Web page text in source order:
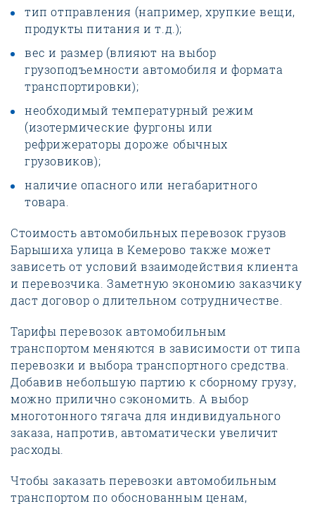
тип отправления (например, хрупкие вещи,
продукты питания и т.д.);
вес и размер (влияют на выбор
грузоподъемности автомобиля и формата
транспортировки);
необходимый температурный режим
(изотермические фургоны или
рефрижераторы дороже обычных
грузовиков);
наличие опасного или негабаритного
товара.
Стоимость автомобильных перевозок грузов
Барышиха улица в Кемерово также может
зависеть от условий взаимодействия клиента
и перевозчика. Заметную экономию заказчику
даст договор о длительном сотрудничестве.
Тарифы перевозок автомобильным
транспортом меняются в зависимости от типа
перевозки и выбора транспортного средства.
Добавив небольшую партию к сборному грузу,
можно прилично сэкономить. А выбор
многотонного тягача для индивидуального
заказа, напротив, автоматически увеличит
расходы.
Чтобы заказать перевозки автомобильным
транспортом по обоснованным ценам,